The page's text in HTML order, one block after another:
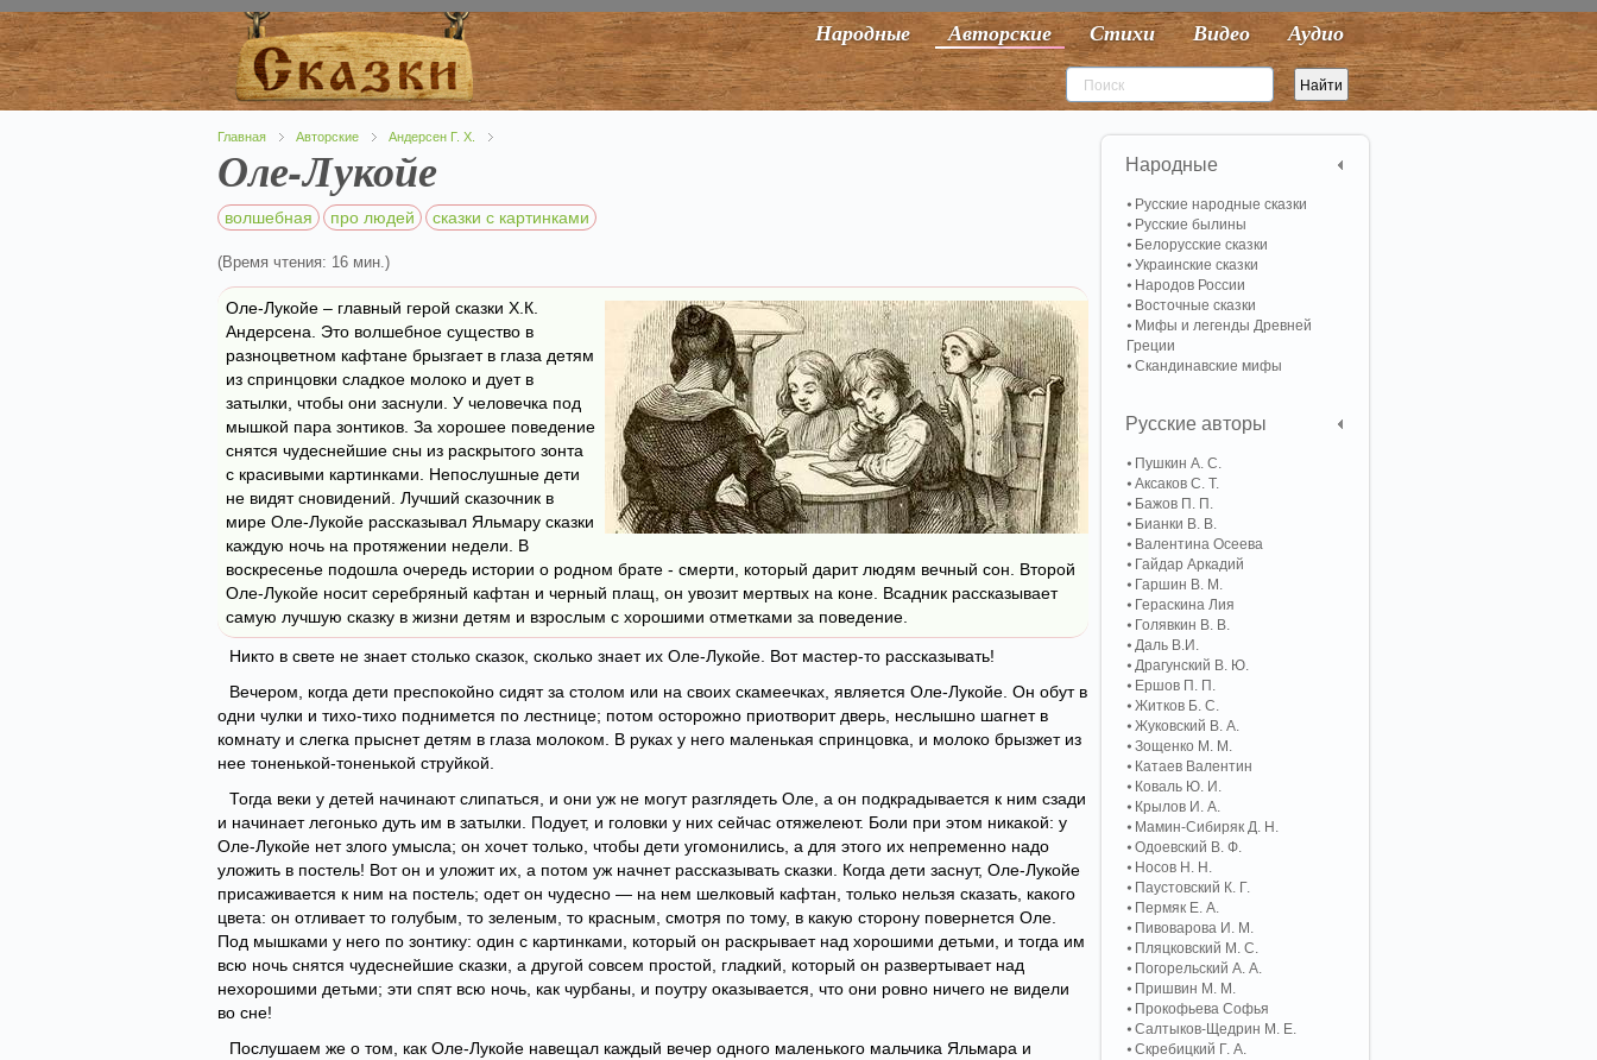
Народные Авторские Стихи Видео Аудио
Главная Авторские Андерсен Г. Х.
Оле-Лукойе
волшебная про людей сказки с картинками
(Время чтения: 16 мин.)
Оле-Лукойе – главный герой сказки Х.К.
Андерсена. Это волшебное существо в
разноцветном кафтане брызгает в глаза детям
из спринцовки сладкое молоко и дует в
затылки, чтобы они заснули. У человечка под
мышкой пара зонтиков. За хорошее поведение
снятся чудеснейшие сны из раскрытого зонта
с красивыми картинками. Непослушные дети
не видят сновидений. Лучший сказочник в
мире Оле-Лукойе рассказывал Яльмару сказки
каждую ночь на протяжении недели. В
воскресенье подошла очередь истории о родном брате - смерти, который дарит людям вечный сон. Второй
Оле-Лукойе носит серебряный кафтан и черный плащ, он увозит мертвых на коне. Всадник рассказывает
самую лучшую сказку в жизни детям и взрослым с хорошими отметками за поведение.
Никто в свете не знает столько сказок, сколько знает их Оле-Лукойе. Вот мастер-то рассказывать!
Вечером, когда дети преспокойно сидят за столом или на своих скамеечках, является Оле-Лукойе. Он обут в
одни чулки и тихо-тихо поднимется по лестнице; потом осторожно приотворит дверь, неслышно шагнет в
комнату и слегка прыснет детям в глаза молоком. В руках у него маленькая спринцовка, и молоко брызжет из
нее тоненькой-тоненькой струйкой.
Тогда веки у детей начинают слипаться, и они уж не могут разглядеть Оле, а он подкрадывается к ним сзади
и начинает легонько дуть им в затылки. Подует, и головки у них сейчас отяжелеют. Боли при этом никакой: у
Оле-Лукойе нет злого умысла; он хочет только, чтобы дети угомонились, а для этого их непременно надо
уложить в постель! Вот он и уложит их, а потом уж начнет рассказывать сказки. Когда дети заснут, Оле-Лукойе
присаживается к ним на постель; одет он чудесно — на нем шелковый кафтан, только нельзя сказать, какого
цвета: он отливает то голубым, то зеленым, то красным, смотря по тому, в какую сторону повернется Оле.
Под мышками у него по зонтику: один с картинками, который он раскрывает над хорошими детьми, и тогда им
всю ночь снятся чудеснейшие сказки, а другой совсем простой, гладкий, который он развертывает над
нехорошими детьми; эти спят всю ночь, как чурбаны, и поутру оказывается, что они ровно ничего не видели
во сне!
Послушаем же о том, как Оле-Лукойе навещал каждый вечер одного маленького мальчика Яльмара и
Народные
Русские народные сказки
Русские былины
Белорусские сказки
Украинские сказки
Народов России
Восточные сказки
Мифы и легенды Древней
Греции
Скандинавские мифы
Русские авторы
Пушкин А. С.
Аксаков С. Т.
Бажов П. П.
Бианки В. В.
Валентина Осеева
Гайдар Аркадий
Гаршин В. М.
Гераскина Лия
Голявкин В. В.
Даль В.И.
Драгунский В. Ю.
Ершов П. П.
Житков Б. С.
Жуковский В. А.
Зощенко М. М.
Катаев Валентин
Коваль Ю. И.
Крылов И. А.
Мамин-Сибиряк Д. Н.
Одоевский В. Ф.
Носов Н. Н.
Паустовский К. Г.
Пермяк Е. А.
Пивоварова И. М.
Пляцковский М. С.
Погорельский А. A.
Пришвин М. М.
Прокофьева Софья
Салтыков-Щедрин М. Е.
Скребицкий Г. А.